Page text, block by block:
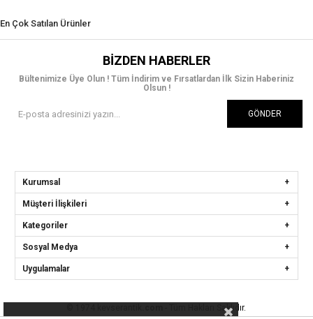
En Çok Satılan Ürünler
BIZDEN HABERLER
Bültenimize Üye Olun ! Tüm İndirim ve Fırsatlardan İlk Sizin Haberiniz
Olsun !
GÖNDER
Kurumsal
Müşteri İlişkileri
Kategoriler
Sosyal Medya
Uygulamalar
- Tüm Hakları Saklıdır.